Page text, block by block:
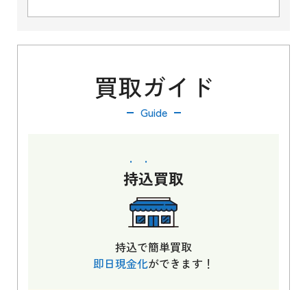
買取ガイド
Guide
持込買取
持込で簡単買取
即日現金化ができます！